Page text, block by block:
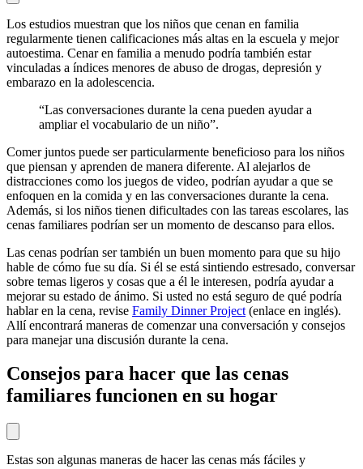
Los estudios muestran que los niños que cenan en familia
regularmente tienen calificaciones más altas en la escuela y mejor
autoestima. Cenar en familia a menudo podría también estar
vinculadas a índices menores de abuso de drogas, depresión y
embarazo en la adolescencia.
“Las conversaciones durante la cena pueden ayudar a
ampliar el vocabulario de un niño”.
Comer juntos puede ser particularmente beneficioso para los niños
que piensan y aprenden de manera diferente. Al alejarlos de
distracciones como los juegos de video, podrían ayudar a que se
enfoquen en la comida y en las conversaciones durante la cena.
Además, si los niños tienen dificultades con las tareas escolares, las
cenas familiares podrían ser un momento de descanso para ellos.
Las cenas podrían ser también un buen momento para que su hijo
hable de cómo fue su día. Si él se está sintiendo estresado, conversar
sobre temas ligeros y cosas que a él le interesen, podría ayudar a
mejorar su estado de ánimo. Si usted no está seguro de qué podría
hablar en la cena, revise Family Dinner Project (enlace en inglés).
Allí encontrará maneras de comenzar una conversación y consejos
para manejar una discusión durante la cena.
Consejos para hacer que las cenas
familiares funcionen en su hogar
Estas son algunas maneras de hacer las cenas más fáciles y